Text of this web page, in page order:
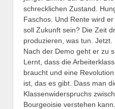
schrecklichen Zustand.
Faschos. Und Rente wird
soll Zukunft sein? Die Zeit
produzieren, was tun. Jetzt.
Nach der Demo geht er zu
Lernt, dass die
braucht und eine
ist, das es gibt. Dass man
Klassenwiderspruchs
Bourgeoisie verstehen